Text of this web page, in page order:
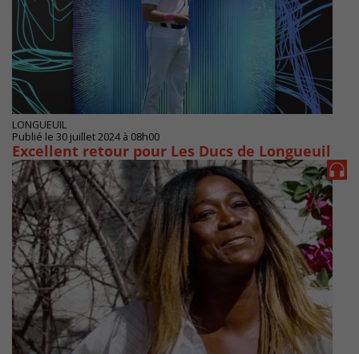
LONGUEUIL
Publié le 30 juillet 2024 à 08h00
Excellent retour pour Les Ducs de Longueuil